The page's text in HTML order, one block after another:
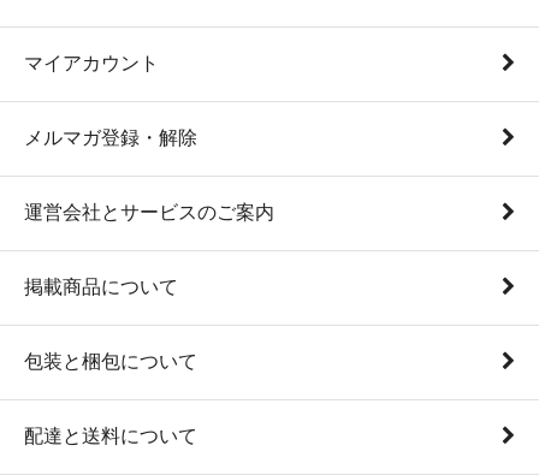
マイアカウント
メルマガ登録・解除
運営会社とサービスのご案内
掲載商品について
包装と梱包について
配達と送料について